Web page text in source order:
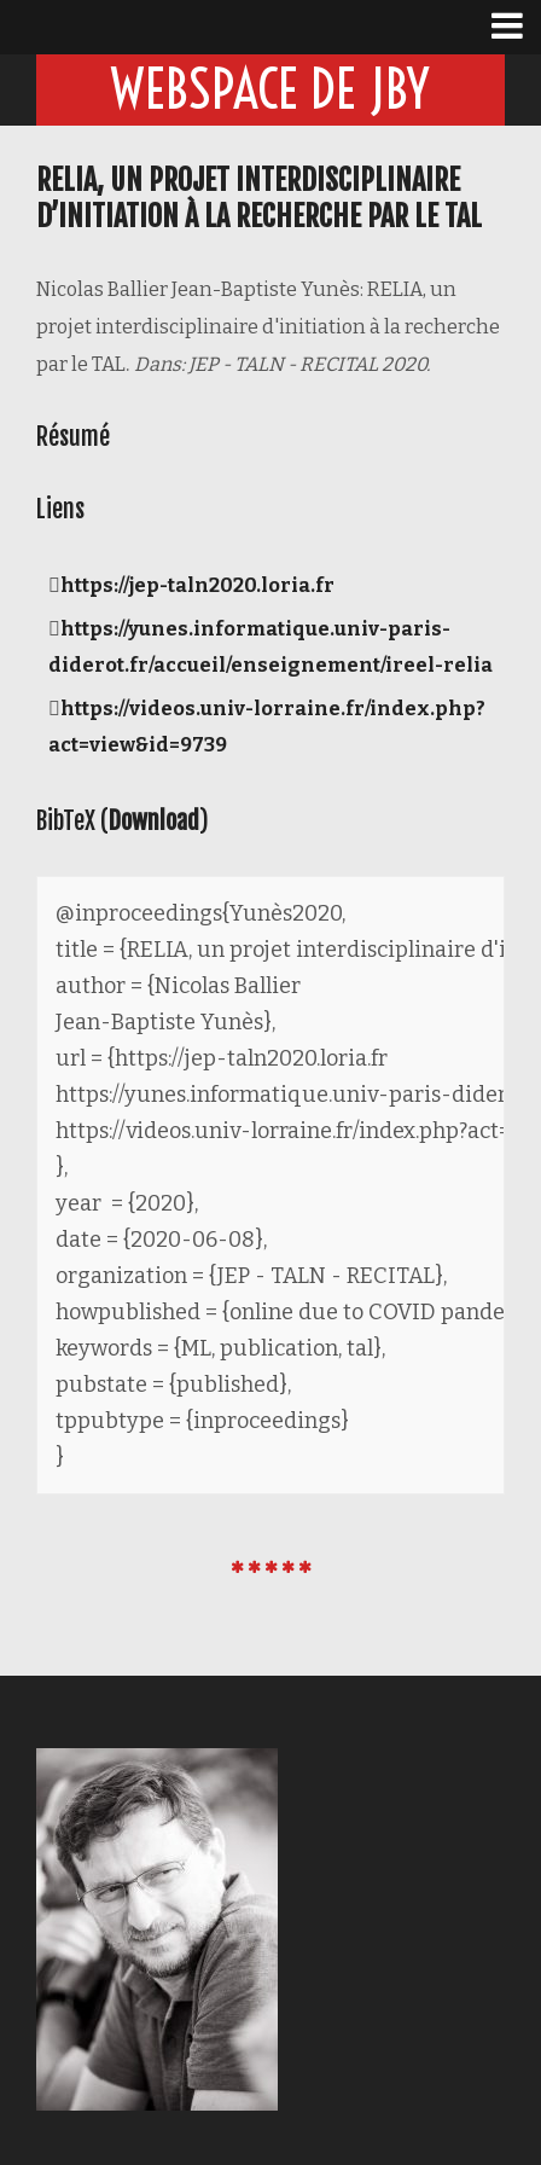
WEBSPACE DE JBY
RELIA, UN PROJET INTERDISCIPLINAIRE
D’INITIATION À LA RECHERCHE PAR LE TAL
Nicolas Ballier Jean-Baptiste Yunès: RELIA, un
projet interdisciplinaire d'initiation à la recherche
par le TAL. Dans: JEP - TALN - RECITAL2020.
Résumé
Liens
https://jep-taln2020.loria.fr
https://yunes.informatique.univ-paris-
diderot.fr/accueil/enseignement/ireel-relia
https://videos.univ-lorraine.fr/index.php?
act=view&id=9739
BibTeX ( Download )
@inproceedings{Yunès2020,
title = {RELIA, un projet interdisciplinaire
author = {Nicolas Ballier
Jean-Baptiste Yunès},
url = {https://jep-taln2020.loria.fr
https://yunes.informatique.univ-paris-
https://videos.univ-lorraine.fr/
},
year  = {2020},
date = {2020-06-08},
organization = {JEP - TALN - RECITAL},
howpublished = {online due to COVID
keywords = {ML, publication, tal},
pubstate = {published},
tppubtype = {inproceedings}